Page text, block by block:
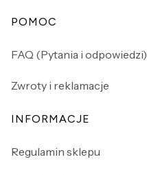
POMOC
FAQ (Pytania i odpowiedzi)
Zwroty i reklamacje
INFORMACJE
Regulamin sklepu